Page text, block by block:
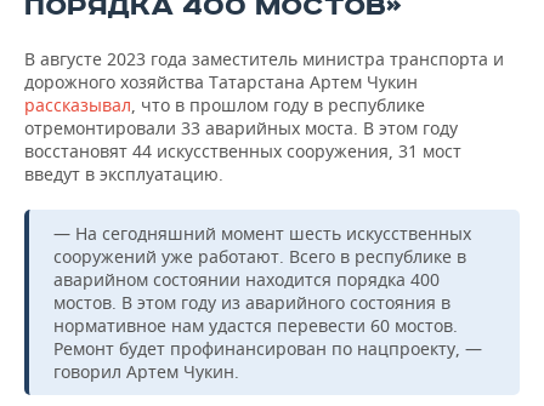
В августе 2023 года заместитель министра транспорта и
дорожного хозяйства Татарстана Артем Чукин
рассказывал , что в прошлом году в республике
отремонтировали 33 аварийных моста. В этом году
восстановят 44 искусственных сооружения, 31 мост
введут в эксплуатацию.
— На сегодняшний момент шесть искусственных
сооружений уже работают. Всего в республике в
аварийном состоянии находится порядка 400
мостов. В этом году из аварийного состояния в
нормативное нам удастся перевести 60 мостов.
Ремонт будет профинансирован по нацпроекту, —
говорил Артем Чукин.